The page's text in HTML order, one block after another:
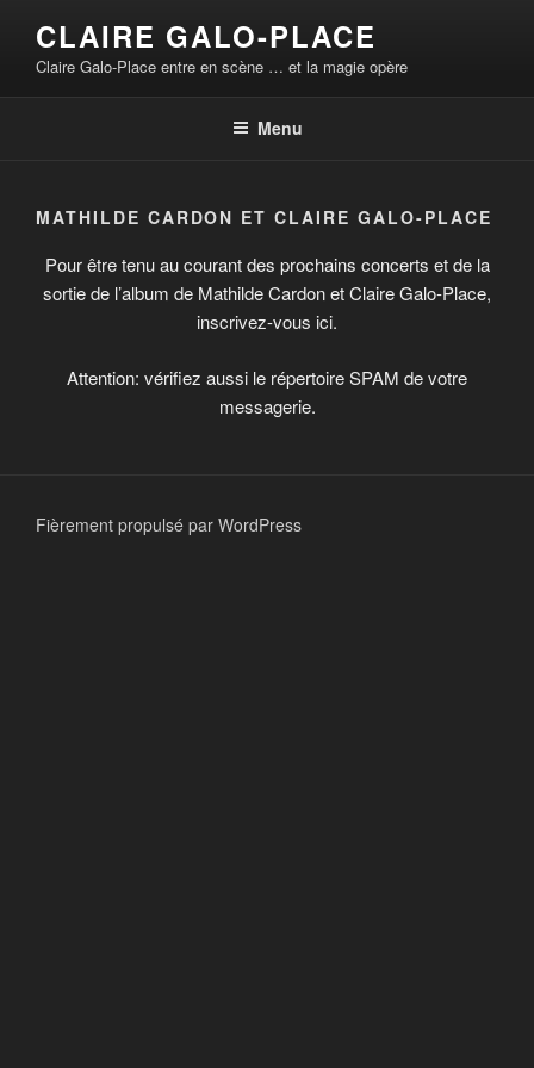
contenu
principal
CLAIRE GALO-PLACE
Claire Galo-Place entre en scène … et la magie opère
Menu
MATHILDE CARDON ET CLAIRE GALO-PLACE
Pour être tenu au courant des prochains concerts et de la
sortie de l’album de Mathilde Cardon et Claire Galo-Place,
inscrivez-vous ici.
Attention: vérifiez aussi le répertoire SPAM de votre
messagerie.
Fièrement propulsé par WordPress